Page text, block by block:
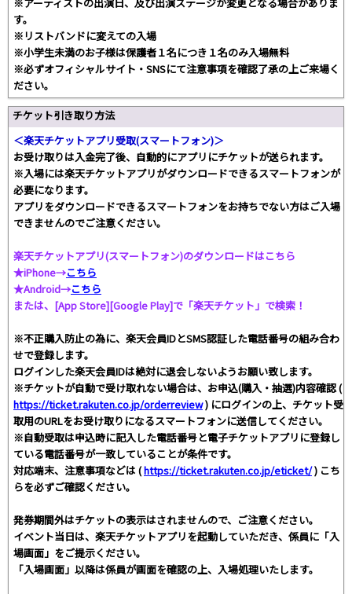
す。
※リストバンドに変えての入場
※小学生未満のお子様は保護者１名につき１名のみ入場無料
※必ずオフィシャルサイト・SNSにて注意事項を確認了承の上ご来場く
ださい。
チケット引き取り方法
＜楽天チケットアプリ受取(スマートフォン)＞
お受け取りは入金完了後、自動的にアプリにチケットが送られます。
※入場には楽天チケットアプリがダウンロードできるスマートフォンが
必要になります。
アプリをダウンロードできるスマートフォンをお持ちでない方はご入場
できませんのでご注意ください。
楽天チケットアプリ(スマートフォン)のダウンロードはこちら
★iPhone→こちら
★Android→こちら
または、[App Store][Google Play]で「楽天チケット」で検索！
※不正購入防止の為に、楽天会員IDとSMS認証した電話番号の組み合わ
せで登録します。
ログインした楽天会員IDは絶対に退会しないようお願い致します。
※チケットが自動で受け取れない場合は、お申込(購入・抽選)内容確認 (
https://ticket.rakuten.co.jp/orderreview) にログインの上、チケット受
取用のURLをお受け取りになるスマートフォンに送信してください。
※自動受取は申込時に記入した電話番号と電子チケットアプリに登録し
ている電話番号が一致していることが条件です。
対応端末、注意事項などは (https://ticket.rakuten.co.jp/eticket/) こち
らを必ずご確認ください。
発券期間外はチケットの表示はされませんので、ご注意ください。
イベント当日は、楽天チケットアプリを起動していただき、係員に「入
場画面」をご提示ください。
「入場画面」以降は係員が画面を確認の上、入場処理いたします。